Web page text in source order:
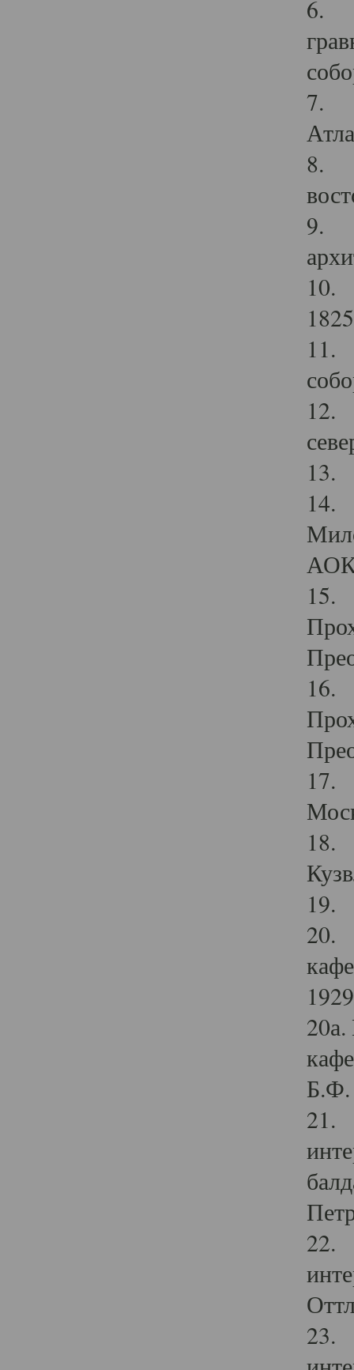
6.
7.
8.
9.
10.
11.
12.
13.
14.
15.
16.
17.
18.
19.
20.
Б.Ф.
21.
22.
23.